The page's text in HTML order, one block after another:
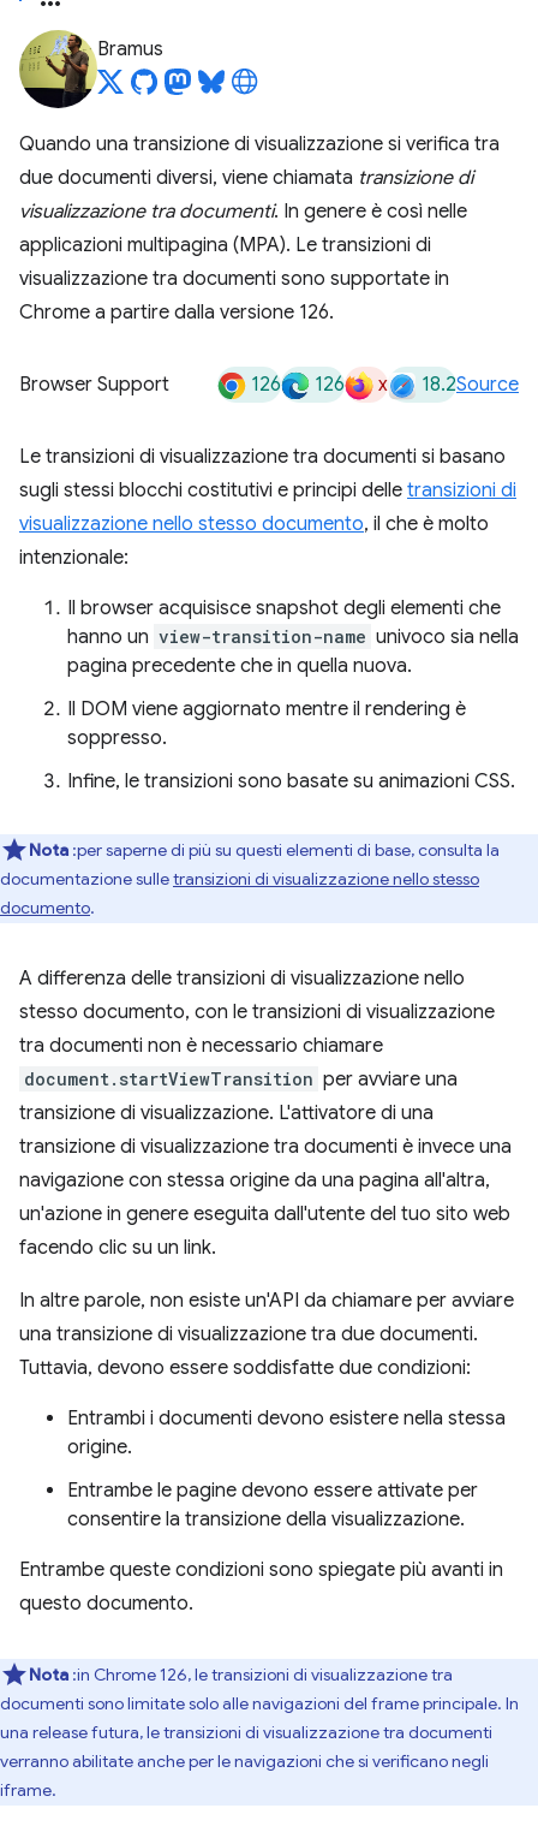
Bramus
Quando una transizione di visualizzazione si verifica tra
due documenti diversi, viene chiamata transizione di
visualizzazione tra documenti. In genere è così nelle
applicazioni multipagina (MPA). Le transizioni di
visualizzazione tra documenti sono supportate in
Chrome a partire dalla versione 126.
Browser Support 126 126 x 18.2Source
Le transizioni di visualizzazione tra documenti si basano
sugli stessi blocchi costitutivi e principi delle transizioni di
visualizzazione nello stesso documento, il che è molto
intenzionale:
Il browser acquisisce snapshot degli elementi che
hanno un view-transition-name univoco sia nella
pagina precedente che in quella nuova.
Il DOM viene aggiornato mentre il rendering è
soppresso.
Infine, le transizioni sono basate su animazioni CSS.
Nota :per saperne di più su questi elementi di base, consulta la
documentazione sulletransizioni di visualizzazione nello stesso
documento.
A differenza delle transizioni di visualizzazione nello
stesso documento, con le transizioni di visualizzazione
tra documenti non è necessario chiamare
document.startViewTransition per avviare una
transizione di visualizzazione. L'attivatore di una
transizione di visualizzazione tra documenti è invece una
navigazione con stessa origine da una pagina all'altra,
un'azione in genere eseguita dall'utente del tuo sito web
facendo clic su un link.
In altre parole, non esiste un'API da chiamare per avviare
una transizione di visualizzazione tra due documenti.
Tuttavia, devono essere soddisfatte due condizioni:
Entrambi i documenti devono esistere nella stessa
origine.
Entrambe le pagine devono essere attivate per
consentire la transizione della visualizzazione.
Entrambe queste condizioni sono spiegate più avanti in
questo documento.
Nota :in Chrome 126, le transizioni di visualizzazione tra
documenti sono limitate solo alle navigazioni del frame principale. In
una release futura, le transizioni di visualizzazione tra documenti
verranno abilitate anche per le navigazioni che si verificano negli
iframe.